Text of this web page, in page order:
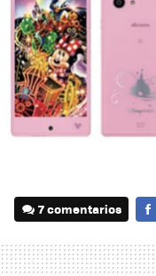
7 comentarios